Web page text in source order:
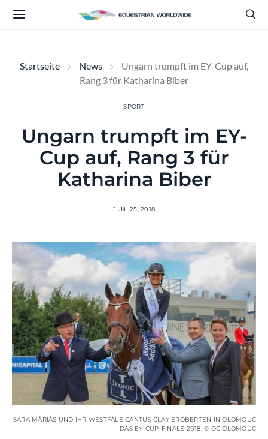
Startseite News
Ungarn trumpft im EY-Cup auf,
Rang 3 für Katharina Biber
SPORT
Ungarn trumpft im EY-
Cup auf, Rang 3 für
Katharina Biber
JUNI 25, 2018
SÁRA MÁRIÁS UND IHR WESTFALE CANTUS CLAY EROBERTEN IN OLOMOUC
DAS EY-CUP-FINALE 2018. © OC OLOMOUC